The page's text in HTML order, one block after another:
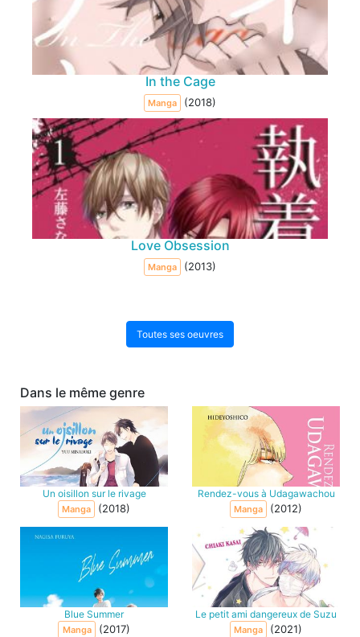
In the Cage
Manga (2018)
Love Obsession
Manga (2013)
Toutes ses oeuvres
Dans le même genre
Un oisillon sur le rivage
Manga (2018)
Rendez-vous à Udagawachou
Manga (2012)
Blue Summer
Manga (2017)
Le petit ami dangereux de Suzu
Manga (2021)